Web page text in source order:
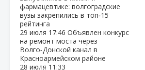
фармацевтике: волгоградские
вузы закрепились в топ‑15
рейтинга
29 июля 17:46 Объявлен конкурс
на ремонт моста через
Волго‑Донской канал в
Красноармейском районе
28 июля 11:33